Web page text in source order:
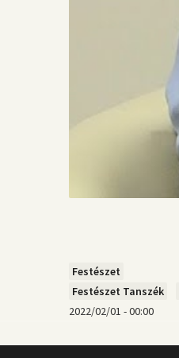
Festészet
Festészet Tanszék
2022/02/01 - 00:00